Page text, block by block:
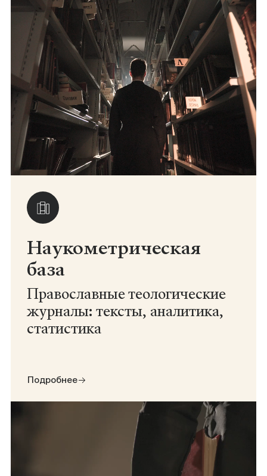
Наукометрическая
база
Православные теологические
журналы: тексты, аналитика,
статистика
Подробнее